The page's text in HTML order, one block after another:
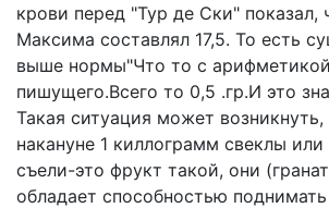
крови перед "Тур де Ски" показал,
Максима составлял 17,5. То есть
выше нормы"Что то с
пишущего.Всего то 0,5 .гр.И это
Такая ситуация может
накануне 1 киллограмм свеклы или
съели-это фрукт такой, они
обладает способностью поднимать